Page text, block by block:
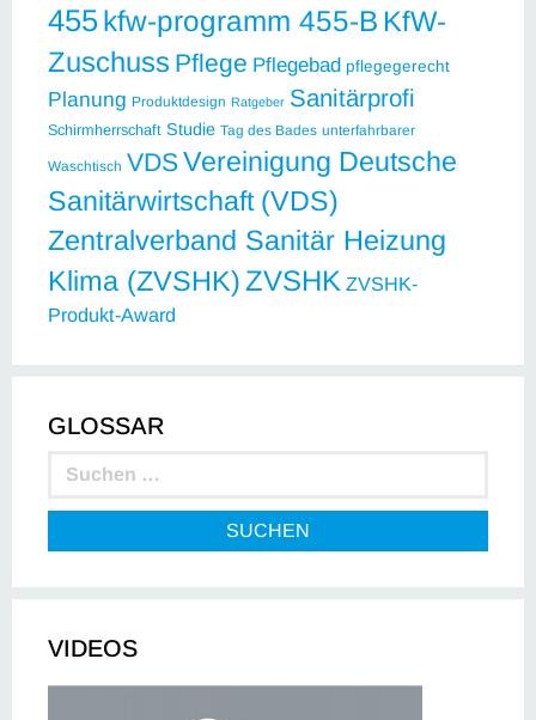
455kfw-programm 455-B KfW-
Zuschuss Pflege Pflegebad pflegegerecht
Planung Produktdesign Ratgeber Sanitärprofi
Schirmherrschaft Studie Tag des Bades unterfahrbarer
Waschtisch VDSVereinigung Deutsche
Sanitärwirtschaft (VDS)
Zentralverband Sanitär Heizung
Klima (ZVSHK)ZVSHK ZVSHK-
Produkt-Award
GLOSSAR
SUCHEN
VIDEOS